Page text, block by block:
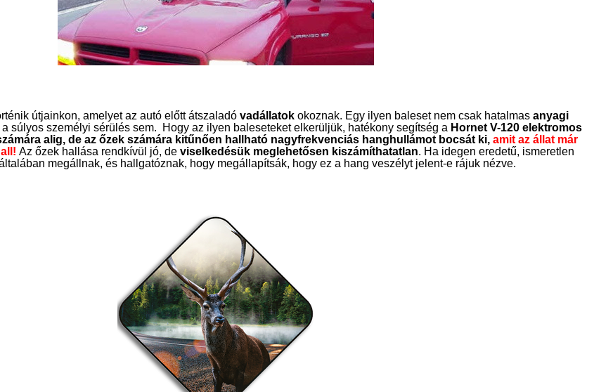
útjainkon, amelyet az autó előtt átszaladó vadállatokokoznak. Egy ilyen baleset nem csak hatalmas anyagi
súlyos személyi sérülés sem. Hogy az ilyen baleseteket elkerüljük, hatékony segítség a Hornet V-120 elektromos
alig, de az őzek számára kitűnően hallható nagyfrekvenciás hanghullámot bocsát ki, amit az állat már
Az őzek hallása rendkívül jó, deviselkedésük meglehetősen kiszámíthatatlan. Ha idegen eredetű, ismeretlen
megállnak, és hallgatóznak, hogy megállapítsák, hogy ez a hang veszélyt jelent-e rájuk nézve.